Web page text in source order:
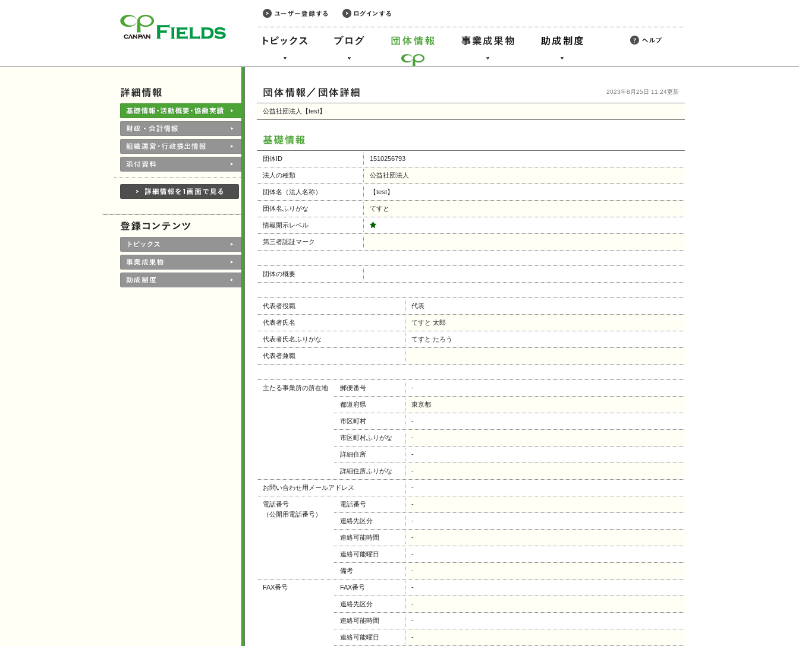
2023年8月25日 11:24更新
公益社団法人【test】
団体ID 1510256793
法人の種類 公益社団法人
団体名（法人名称） 【test】
団体名ふりがな てすと
情報開示レベル
第三者認証マーク
団体の概要
代表者役職 代表
代表者氏名 てすと 太郎
代表者氏名ふりがな てすと たろう
代表者兼職
主たる事業所の所在地 郵便番号 -
都道府県 東京都
市区町村 -
市区町村ふりがな -
詳細住所 -
詳細住所ふりがな -
お問い合わせ用メールアドレス -
電話番号
（公開用電話番号）
電話番号 -
連絡先区分 -
連絡可能時間 -
連絡可能曜日 -
備考 -
FAX番号 FAX番号 -
連絡先区分 -
連絡可能時間 -
連絡可能曜日 -